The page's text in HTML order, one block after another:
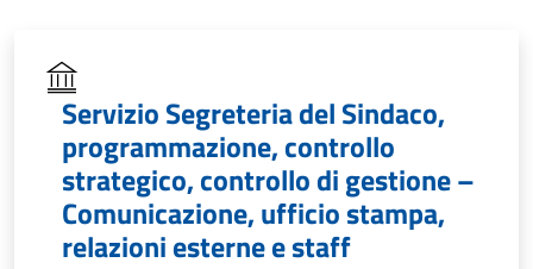
Servizio Segreteria del Sindaco,
programmazione, controllo
strategico, controllo di gestione –
Comunicazione, ufficio stampa,
relazioni esterne e staff